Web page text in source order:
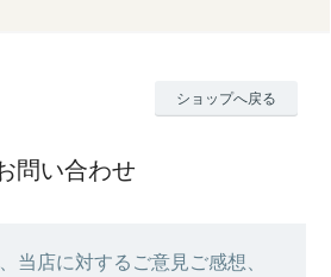
ショップへ戻る
問い合わせ
当店に対するご意見ご感想、